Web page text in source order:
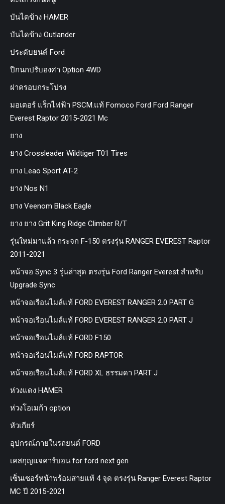
บันไดข้าง HAMER
บันไดข้าง Outlander
ประดับยนต์ Ford
ปีกนกปรับองศา Option 4WD
ฝาครอบกระโปรง
มอเตอร์ แร็กไฟฟ้า PSCM.แท้ Fomoco Ford Ford Ranger
Everest Raptor 2015-2021 Mc
ยาง
ยาง Crossleader Wildtiger T01 Tires
ยาง Leao Sport AT-2
ยาง Nos N1
ยาง Veenom Black Eagle
ยาง ยาง Grit King Ridge Climber R/T
รุ่นใหม่มาแล้ว กระจก F-150 ตรงรุ่น RANGER EVEREST Raptor
2011-2021
หน้าจอ Sync 3 รุ่นล่าสุด ตรงรุ่น Ford Ranger Everest สำหรับ
Upgrade Sync
หน้าจอเรือนไมล์แท้ FORD EVEREST RANGER 2.0 PART G
หน้าจอเรือนไมล์แท้ FORD EVEREST RANGER 2.0 PART J
หน้าจอเรือนไมล์แท้ FORD F150
หน้าจอเรือนไมล์แท้ FORD RAPTOR
หน้าจอเรือนไมล์แท้ FORD XL ธรรมดา PART J
ห่วงแดง HAMER
ห่วงโอเมก้า option
หัวเกียร์
อุปกรณ์ภายในรถยนต์ FORD
เคสกุญแจคาร์บอน for ford next gen
เซ็นเซอร์หน้าพร้อมสายแท้ 4 จุด ตรงรุ่น Ranger Everest Raptor
MC ปี 2015-2021